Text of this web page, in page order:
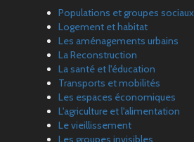
Populations et groupes sociaux
Logement et habitat
Les aménagements urbains
La Reconstruction
La santé et l'éducation
Transports et mobilités
Les espaces économiques
L'agriculture et l'alimentation
Le vieillissement
Les groupes invisibles